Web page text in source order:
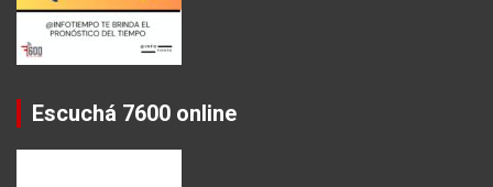
Escuchá 7600 online